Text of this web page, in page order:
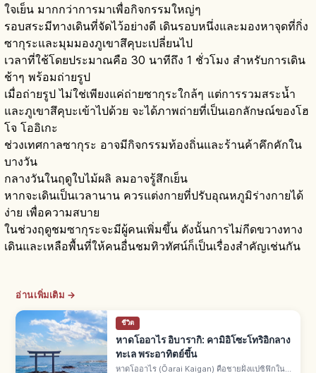
ใจเย็น มากกว่าการมาเพื่อกิจกรรมใหญ่ๆ
รอบสระมีทางเดินที่จัดไว้อย่างดี เดินรอบหนึ่งและมองหาจุดที่กิ่ง
ซากุระและมุมมองภูเขาสึคุบะเปลี่ยนไป
เวลาที่ใช้โดยประมาณคือ 30 นาทีถึง 1 ชั่วโมง สำหรับการเดิน
ช้าๆ พร้อมถ่ายรูป
เมื่อถ่ายรูป ไม่ใช่เพียงแค่ถ่ายซากุระใกล้ๆ แต่การรวมสระน้ำ
และภูเขาสึคุบะเข้าไปด้วย จะได้ภาพถ่ายที่เป็นเอกลักษณ์ของโฮ
โจ โออิเกะ
ช่วงเทศกาลซากุระ อาจมีกิจกรรมท้องถิ่นและร้านค้าคึกคักใน
บางวัน
กลางวันในฤดูใบไม้ผลิ ลมอาจรู้สึกเย็น
หากจะเดินเป็นเวลานาน ควรแต่งกายที่ปรับอุณหภูมิร่างกายได้
ง่าย เพื่อความสบาย
ในช่วงฤดูชมซากุระจะมีผู้คนเพิ่มขึ้น ดังนั้นการไม่กีดขวางทาง
เดินและเหลือพื้นที่ให้คนอื่นชมทิวทัศน์ก็เป็นเรื่องสำคัญเช่นกัน
อ่านเพิ่มเติม →
ชีวิต
หาดโออาไร อิบารากิ: คามิอิโซะโทริอิกลาง
ทะเล พระอาทิตย์ขึ้น
หาดโออาไร (Ōarai Kaigan) คือชายฝั่งแปซิฟิกใน